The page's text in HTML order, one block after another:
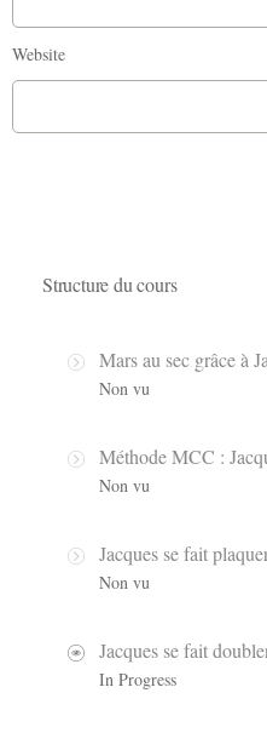
Website
Structure du cours
Mars au sec grâce à
Non vu
Méthode MCC :
Non vu
Jacques se fait
Non vu
Jacques se fait
In Progress